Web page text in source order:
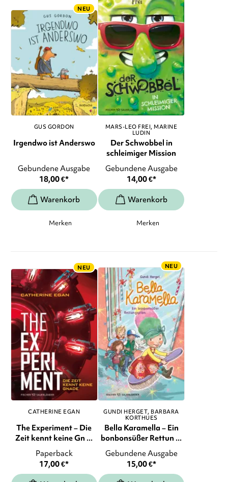
NEU
GUS GORDON
Irgendwo ist Anderswo
Gebundene Ausgabe
18,00€*
Merken
MARS-LEO FREI MARINE
LUDIN
Der Schwobbel in
schleimiger Mission
Gebundene Ausgabe
14,00€*
Merken
NEU
CATHERINE EGAN
The Experiment – Die
Zeit kennt keine Gn ...
Paperback
17,00€*
NEU
GUNDI HERGET BARBARA
KORTHUES
Bella Karamella – Ein
bonbonsüßer Rettun ...
Gebundene Ausgabe
15,00€*